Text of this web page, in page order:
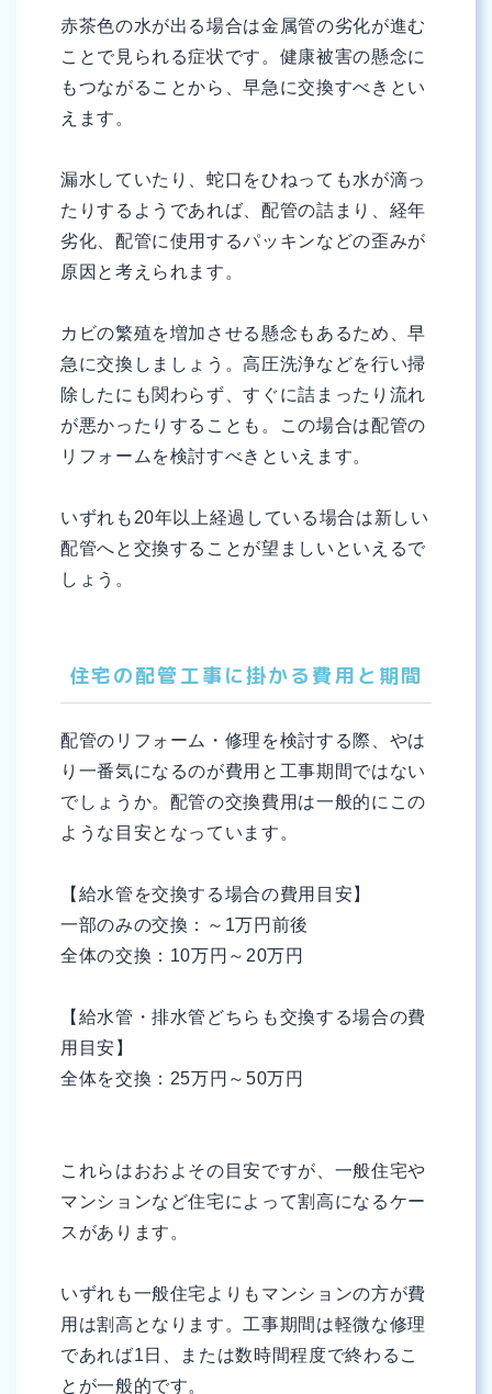
赤茶色の水が出る場合は金属管の劣化が進む
ことで見られる症状です。健康被害の懸念に
もつながることから、早急に交換すべきとい
えます。
漏水していたり、蛇口をひねっても水が滴っ
たりするようであれば、配管の詰まり、経年
劣化、配管に使用するパッキンなどの歪みが
原因と考えられます。
カビの繁殖を増加させる懸念もあるため、早
急に交換しましょう。高圧洗浄などを行い掃
除したにも関わらず、すぐに詰まったり流れ
が悪かったりすることも。この場合は配管の
リフォームを検討すべきといえます。
いずれも20年以上経過している場合は新しい
配管へと交換することが望ましいといえるで
しょう。
住宅の配管工事に掛かる費用と期間
配管のリフォーム・修理を検討する際、やは
り一番気になるのが費用と工事期間ではない
でしょうか。配管の交換費用は一般的にこの
ような目安となっています。
【給水管を交換する場合の費用目安】
一部のみの交換：～1万円前後
全体の交換：10万円～20万円
【給水管・排水管どちらも交換する場合の費
用目安】
全体を交換：25万円～50万円
これらはおおよその目安ですが、一般住宅や
マンションなど住宅によって割高になるケー
スがあります。
いずれも一般住宅よりもマンションの方が費
用は割高となります。工事期間は軽微な修理
であれば1日、または数時間程度で終わるこ
とが一般的です。